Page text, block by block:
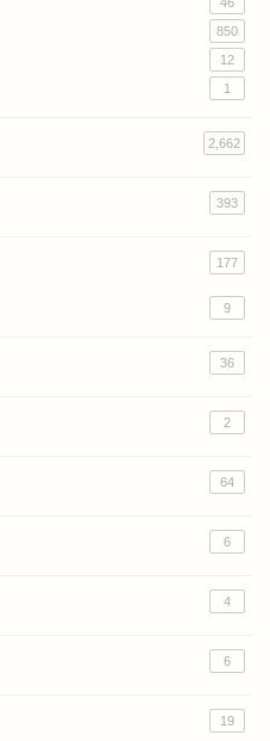
46
850
12
1
2,662
393
177
9
36
2
64
6
4
6
19